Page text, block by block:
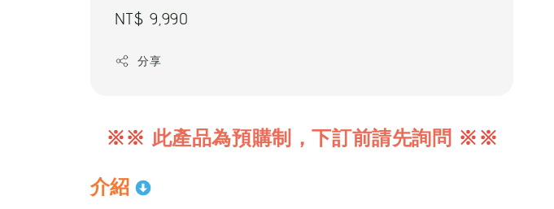
Regular
NT$ 9,990
分享
※※ 此產品為預購制，下訂前請先詢問 ※※
介紹